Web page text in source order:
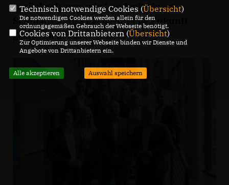
zurückgelassen wird und mit einem
Schulabschluss die berufliche Zukunft
gestalten kann.
Technisch notwendige Cookies (Übersicht)
Die notwendigen Cookies werden allein für den
ordnungsgemäßen Gebrauch der Webseite benötigt.
Cookies von Drittanbietern (Übersicht)
Zur Optimierung unserer Webseite binden wir Dienste und
Angebote von Drittanbietern ein.
Alle akzeptieren Auswahl speichern